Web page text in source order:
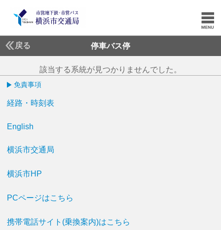
戻る 停車バス停
該当する系統が見つかりませんでした。
免責事項
経路・時刻表
English
横浜市交通局
横浜市HP
PCページはこちら
携帯電話サイト(乗換案内)はこちら